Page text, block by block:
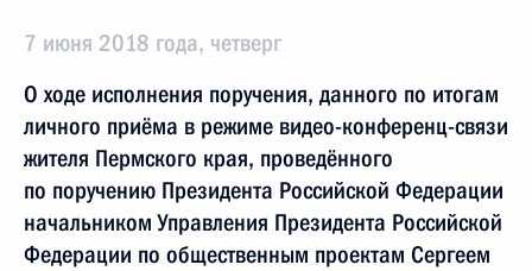
7 июня 2018 года, четверг
О ходе исполнения поручения, данного по итогам
личного приёма в режиме видео-конференц-связи
жителя Пермского края, проведённого
по поручению Президента Российской Федерации
начальником Управления Президента Российской
Федерации по общественным проектам Сергеем